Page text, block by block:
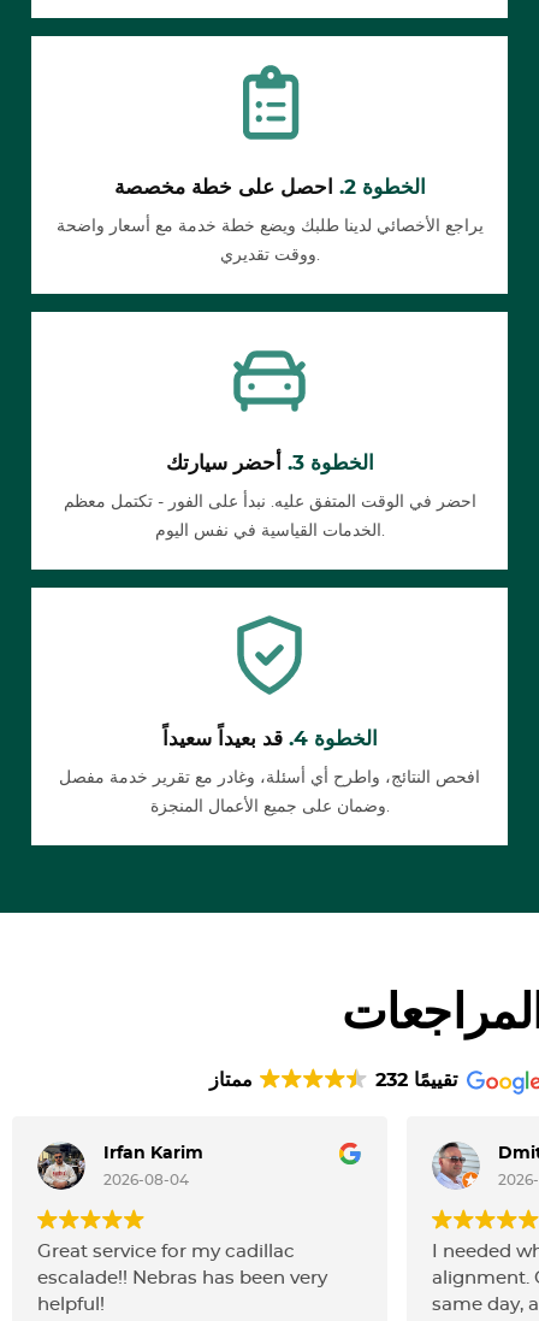
الخطوة 2. احصل على خطة مخصصة
يراجع الأخصائي لدينا طلبك ويضع خطة خدمة مع أسعار واضحة
ووقت تقديري.
الخطوة 3. أحضر سيارتك
احضر في الوقت المتفق عليه. نبدأ على الفور - تكتمل معظم
الخدمات القياسية في نفس اليوم.
الخطوة 4. قد بعيداً سعيداً
افحص النتائج، واطرح أي أسئلة، وغادر مع تقرير خدمة مفصل
وضمان على جميع الأعمال المنجزة.
ممتاز 232 تقييمًا
Irfan Karim
2026-08-04
Great service for my cadillac
escalade!! Nebras has been very
helpful!
I needed
alignment.
same day,